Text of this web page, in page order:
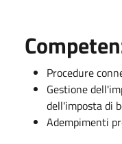
Procedure
Gestione
dell'imposta di
Adempimenti